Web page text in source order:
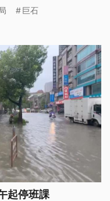
跨局處立即現勘，
巨石
起停班課